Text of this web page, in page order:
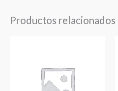
Productos relacionados
86,90€
hasta
98,40€